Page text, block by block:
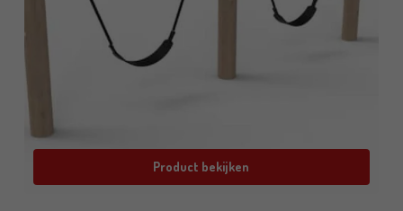
Product bekijken